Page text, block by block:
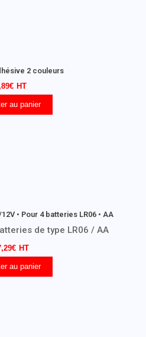
2 couleurs
€
au panier
• Pour 4 batteries LR06 • AA
de type LR06 / AA
€
au panier